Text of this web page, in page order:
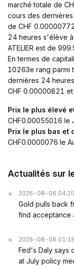
marché totale de
cours des dernières
de CHF
24 heures s'élève
ATELIER est de
En termes de
10263e rang parmi
dernières 24
CHF 0.00000821
Prix le plus élevé
CHF0.00055016 le
Prix le plus bas et
CHF0.0000076 le
Actualités sur
2026-08-06 04:20
Gold pulls back
find acceptance
2026-08-06 01:18
Fed's Daly says
at July policy